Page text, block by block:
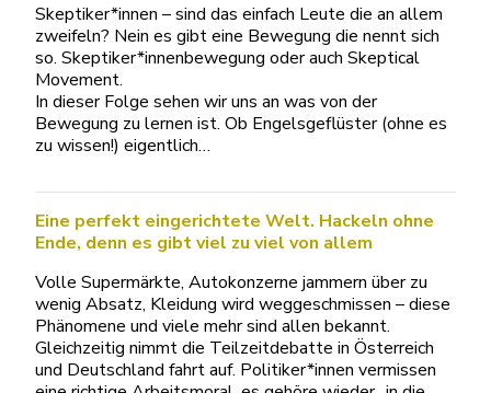
Skeptiker*innen – sind das einfach Leute die an allem
zweifeln? Nein es gibt eine Bewegung die nennt sich
so. Skeptiker*innenbewegung oder auch Skeptical
Movement.
In dieser Folge sehen wir uns an was von der
Bewegung zu lernen ist. Ob Engelsgeflüster (ohne es
zu wissen!) eigentlich…
Eine perfekt eingerichtete Welt. Hackeln ohne
Ende, denn es gibt viel zu viel von allem
Volle Supermärkte, Autokonzerne jammern über zu
wenig Absatz, Kleidung wird weggeschmissen – diese
Phänomene und viele mehr sind allen bekannt.
Gleichzeitig nimmt die Teilzeitdebatte in Österreich
und Deutschland fahrt auf. Politiker*innen vermissen